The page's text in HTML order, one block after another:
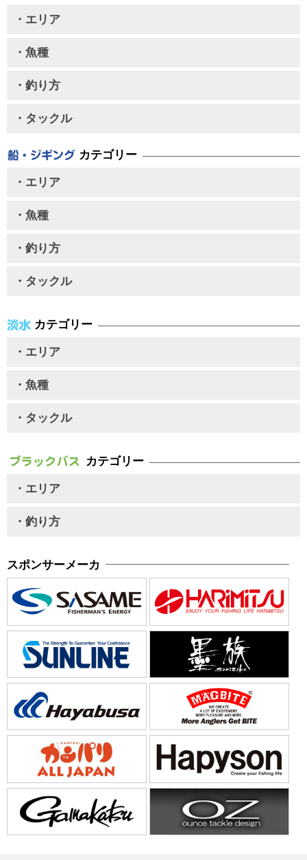
・エリア
・魚種
・釣り方
・タックル
カテゴリー
・エリア
・魚種
・釣り方
・タックル
カテゴリー
・エリア
・魚種
・タックル
カテゴリー
・エリア
・釣り方
スポンサーメーカ